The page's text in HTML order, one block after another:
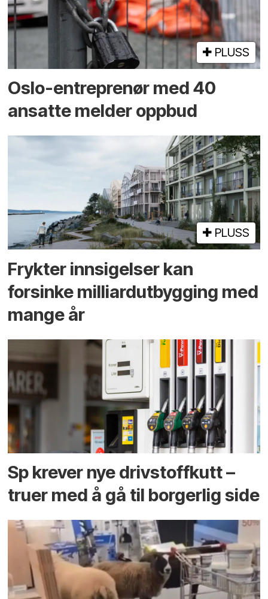
PLUSS
Oslo-entreprenør med 40
ansatte melder oppbud
PLUSS
Frykter innsigelser kan
forsinke milliard­utbygging med
mange år
Sp krever nye drivstoffkutt –
truer med å gå til borgerlig side